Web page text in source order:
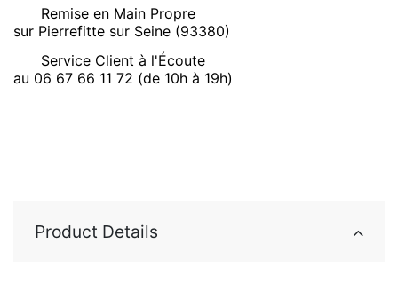
Remise en Main Propre
sur Pierrefitte sur Seine (93380)
Service Client à l'Écoute
au 06 67 66 11 72 (de 10h à 19h)
Product Details